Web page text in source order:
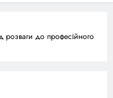
розваги до професійного